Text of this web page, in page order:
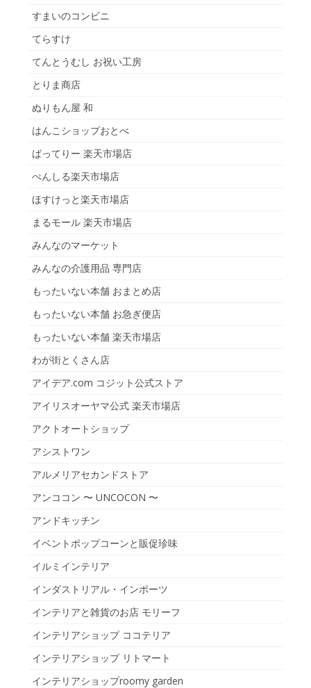
すまいのコンビニ
てらすけ
てんとうむし お祝い工房
とりま商店
ぬりもん屋 和
はんこショップおとべ
ばってりー 楽天市場店
ぺんしる楽天市場店
ほすけっと楽天市場店
まるモール 楽天市場店
みんなのマーケット
みんなの介護用品 専門店
もったいない本舗 おまとめ店
もったいない本舗 お急ぎ便店
もったいない本舗 楽天市場店
わが街とくさん店
アイデア.com コジット公式ストア
アイリスオーヤマ公式 楽天市場店
アクトオートショップ
アシストワン
アルメリアセカンドストア
アンココン 〜 UNCOCON 〜
アンドキッチン
イベントポップコーンと販促珍味
イルミインテリア
インダストリアル・インポーツ
インテリアと雑貨のお店 モリーフ
インテリアショップ ココテリア
インテリアショップ リトマート
インテリアショップroomy garden